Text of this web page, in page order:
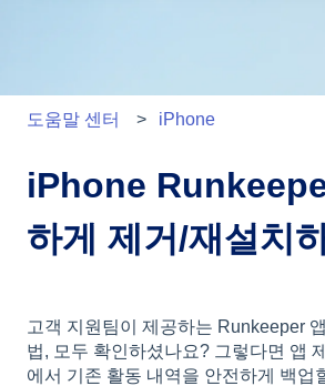
도움말 센터 iPhone
iPhone
하게 제거/재설치
고객 지원팀이 제공하는 Runkeeper
법, 모두 확인하셨나요? 그렇다면 앱
에서 기존 활동 내역을 안전하게 백업